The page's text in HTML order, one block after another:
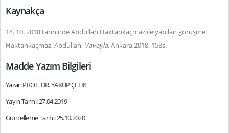
Kaynakça
14. 10. 2018 tarihinde Abdullah Haktankaçmaz ile yapılan görüşme.
Haktankaçmaz, Abdullah, Vaveyla, Ankara 2018, 158s.
Madde Yazım Bilgileri
Yazar: PROF. DR. YAKUP ÇELİK
Yayın Tarihi: 27.04.2019
Güncelleme Tarihi: 25.10.2020